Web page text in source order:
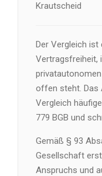
Krautscheid
Der Vergleich ist
Vertragsfreiheit,
offen steht. Das
Vergleich
779 BGB und
Gemäß § 93
Gesellschaft
Anspruchs und